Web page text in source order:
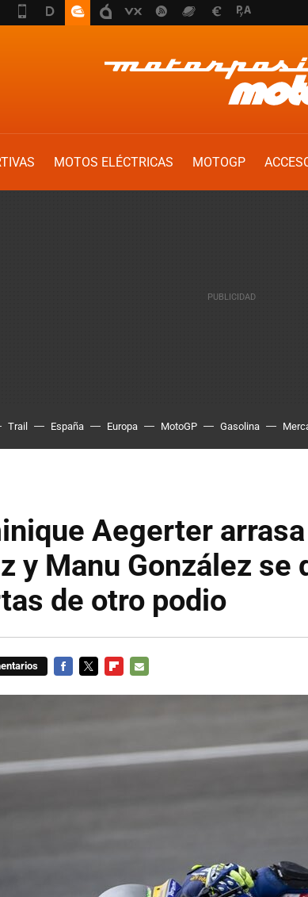
MOTOS ELÉCTRICAS MOTOGP
Trail España Europa MotoGP Gasolina
Aegerter
y Manu González se
de otro podio